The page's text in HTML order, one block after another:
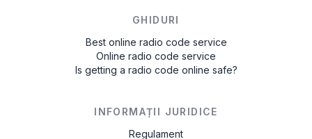
GHIDURI
Best online radio code service
Online radio code service
Is getting a radio code online safe?
INFORMAȚII JURIDICE
Regulament